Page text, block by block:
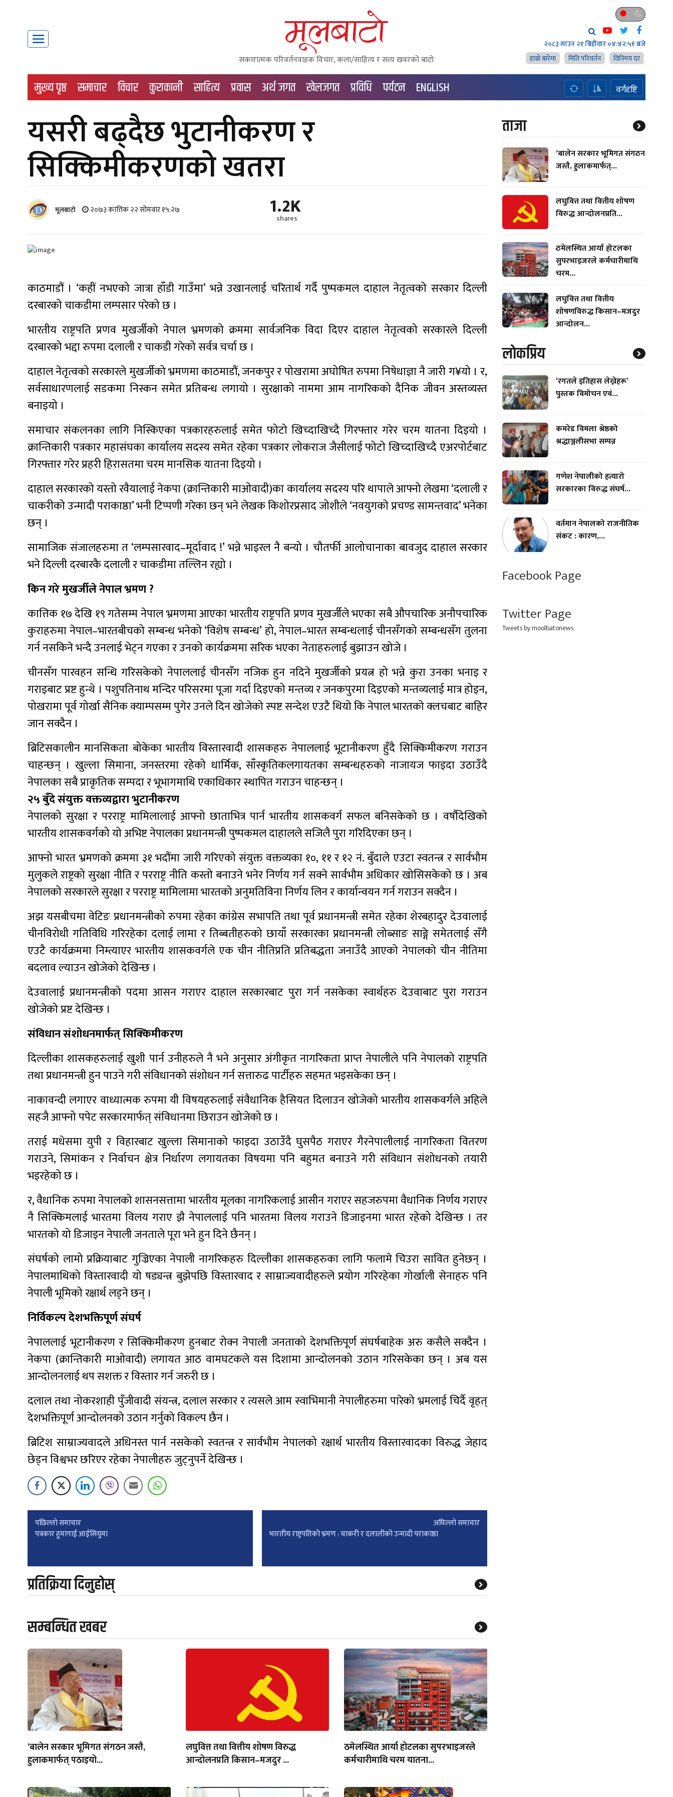
सकारात्मक परिवर्तनवाहक विचार, कला/साहित्य र सत्य खवरको बाटाे
२०८३ साउन २१ बिहीवार०४:४२:५२ बजे
हाम्राे बारेमा
मिति परिवर्तन विनिमय दर
मुख्य पृष्ठ समाचार विचार कुराकानी साहित्य प्रवास अर्थ जगत खेलजगत प्रविधि पर्यटन ENGLISH वर्गदृष्टि
यसरी बढ्दैछ भुटानीकरण र
सिक्किमीकरणको खतरा
मूलबाटाे २०७३ कात्तिक २२ सोमवार १५:२७ 1.2K
shares
काठमाडौं । ‘कहीं नभएको जात्रा हाँडी गाउँमा’ भन्ने उखानलाई चरितार्थ गर्दै पुष्पकमल दाहाल नेतृत्वको सरकार दिल्ली
दरबारको चाकडीमा लम्पसार परेको छ ।
भारतीय राष्ट्रपति प्रणव मुखर्जीको नेपाल भ्रमणको क्रममा सार्वजनिक विदा दिएर दाहाल नेतृत्वको सरकारले दिल्ली
दरबारको भद्दा रुपमा दलाली र चाकडी गरेको सर्वत्र चर्चा छ ।
दाहाल नेतृत्वको सरकारले मुखर्जीको भ्रमणमा काठमाडौं, जनकपुर र पोखरामा अघोषित रुपमा निषेधाज्ञा नै जारी ग¥यो । र,
सर्वसाधारणलाई सडकमा निस्कन समेत प्रतिबन्ध लगायो । सुरक्षाको नाममा आम नागरिकको दैनिक जीवन अस्तव्यस्त
बनाइयो ।
समाचार संकलनका लागि निस्किएका पत्रकारहरुलाई समेत फोटो खिच्दाखिच्दै गिरफ्तार गरेर चरम यातना दिइयो ।
क्रान्तिकारी पत्रकार महासंघका कार्यालय सदस्य समेत रहेका पत्रकार लोकराज जैसीलाई फोटो खिच्दाखिच्दै एअरपोर्टबाट
गिरफ्तार गरेर प्रहरी हिरासतमा चरम मानसिक यातना दिइयो ।
दाहाल सरकारको यस्तो रवैयालाई नेकपा (क्रान्तिकारी माओवादी)का कार्यालय सदस्य परि थापाले आफ्नो लेखमा ‘दलाली र
चाकरीको उन्मादी पराकाष्ठा’ भनी टिप्पणी गरेका छन् भने लेखक किशोरप्रसाद जोशीले ‘नवयुगको प्रचण्ड सामन्तवाद’ भनेका
छन् ।
सामाजिक संजालहरुमा त ‘लम्पसारवाद–मूर्दावाद !’ भन्ने भाइरल नै बन्यो । चौतर्फी आलोचानाका बावजुद दाहाल सरकार
भने दिल्ली दरबारकै दलाली र चाकडीमा तल्लिन रह्यो ।
किन गरे मुखर्जीले नेपाल भ्रमण ?
कात्तिक १७ देखि १९ गतेसम्म नेपाल भ्रमणमा आएका भारतीय राष्ट्रपति प्रणव मुखर्जीले भएका सबै औपचारिक अनौपचारिक
कुराहरुमा नेपाल–भारतबीचको सम्बन्ध भनेको ‘विशेष सम्बन्ध’ हो, नेपाल–भारत सम्बन्धलाई चीनसँगको सम्बन्धसँग तुलना
गर्न नसकिने भन्दै उनलाई भेट्न गएका र उनको कार्यक्रममा सरिक भएका नेताहरुलाई बुझाउन खोजे ।
चीनसँग पारवहन सन्धि गरिसकेको नेपाललाई चीनसँग नजिक हुन नदिने मुखर्जीको प्रयत्न हो भन्ने कुरा उनका भनाइ र
गराइबाट प्रष्ट हुन्थे । पशुपतिनाथ मन्दिर परिसरमा पूजा गर्दा दिइएको मन्तव्य र जनकपुरमा दिइएको मन्तव्यलाई मात्र होइन,
पोखरामा पूर्व गोर्खा सैनिक क्याम्पसम्म पुगेर उनले दिन खोजेको स्पष्ट सन्देश एउटै थियो कि नेपाल भारतको क्लचबाट बाहिर
जान सक्दैन ।
ब्रिटिसकालीन मानसिकता बोकेका भारतीय विस्तारवादी शासकहरु नेपाललाई भूटानीकरण हुँदै सिक्किमीकरण गराउन
चाहन्छन् । खुल्ला सिमाना, जनस्तरमा रहेको धार्मिक, साँस्कृतिकलगायतका सम्बन्धहरुको नाजायज फाइदा उठाउँदै
नेपालका सबै प्राकृतिक सम्पदा र भूभागमाथि एकाधिकार स्थापित गराउन चाहन्छन् ।
२५ बुँदे संयुक्त वक्तव्यद्वारा भुटानीकरण
नेपालको सुरक्षा र परराष्ट्र मामिलालाई आफ्नो छाताभित्र पार्न भारतीय शासकवर्ग सफल बनिसकेको छ । वर्षौदेखिको
भारतीय शासकवर्गको यो अभिष्ट नेपालका प्रधानमन्त्री पुष्पकमल दाहालले सजिलै पुरा गरिदिएका छन् ।
आफ्नो भारत भ्रमणको क्रममा ३१ भदौंमा जारी गरिएको संयुक्त वक्तव्यका १०, ११ र १२ नं. बुँदाले एउटा स्वतन्त्र र सार्वभौम
मुलुकले राष्ट्रको सुरक्षा नीति र परराष्ट्र नीति कस्तो बनाउने भनेर निर्णय गर्न सक्ने सार्वभौम अधिकार खोसिसकेको छ । अब
नेपालको सरकारले सुरक्षा र परराष्ट्र मामिलामा भारतको अनुमतिविना निर्णय लिन र कार्यान्वयन गर्न गराउन सक्दैन ।
अझ यसबीचमा वेटिङ प्रधानमन्त्रीको रुपमा रहेका कांग्रेस सभापति तथा पूर्व प्रधानमन्त्री समेत रहेका शेरबहादुर देउवालाई
चीनविरोधी गतिविधि गरिरहेका दलाई लामा र तिब्बतीहरुको छायाँ सरकारका प्रधानमन्त्री लोब्साङ साङ्गे समेतलाई सँगै
एउटै कार्यक्रममा निम्त्याएर भारतीय शासकवर्गले एक चीन नीतिप्रति प्रतिबद्धता जनाउँदै आएको नेपालको चीन नीतिमा
बदलाव ल्याउन खोजेको देखिन्छ ।
देउवालाई प्रधानमन्त्रीको पदमा आसन गराएर दाहाल सरकारबाट पुरा गर्न नसकेका स्वार्थहरु देउवाबाट पुरा गराउन
खोजेको प्रष्ट देखिन्छ ।
संविधान संशोधनमार्फत् सिक्किमीकरण
दिल्लीका शासकहरुलाई खुशी पार्न उनीहरुले नै भने अनुसार अंगीकृत नागरिकता प्राप्त नेपालीले पनि नेपालको राष्ट्रपति
तथा प्रधानमन्त्री हुन पाउने गरी संविधानको संशोधन गर्न सत्तारुढ पार्टीहरु सहमत भइसकेका छन् ।
नाकावन्दी लगाएर वाध्यात्मक रुपमा यी विषयहरुलाई संवैधानिक हैसियत दिलाउन खोजेको भारतीय शासकवर्गले अहिले
सहजै आफ्नो पपेट सरकारमार्फत् संविधानमा छिराउन खोजेको छ ।
तराई मधेसमा युपी र विहारबाट खुल्ला सिमानाको फाइदा उठाउँदै घुसपैठ गराएर गैरनेपालीलाई नागरिकता वितरण
गराउने, सिमांकन र निर्वाचन क्षेत्र निर्धारण लगायतका विषयमा पनि बहुमत बनाउने गरी संविधान संशोधनको तयारी
भइरहेको छ ।
र, वैधानिक रुपमा नेपालको शासनसत्तामा भारतीय मूलका नागरिकलाई आसीन गराएर सहजरुपमा वैधानिक निर्णय गराएर
नै सिक्किमलाई भारतमा विलय गराए झै नेपाललाई पनि भारतमा विलय गराउने डिजाइनमा भारत रहेको देखिन्छ । तर
भारतको यो डिजाइन नेपाली जनताले पूरा भने हुन दिने छैनन् ।
संघर्षको लामो प्रक्रियाबाट गुज्रिएका नेपाली नागरिकहरु दिल्लीका शासकहरुका लागि फलामे चिउरा सावित हुनेछन् ।
नेपालमाथिको विस्तारवादी यो षड्यन्त्र बुझेपछि विस्तारवाद र साम्राज्यवादीहरुले प्रयोग गरिरहेका गोर्खाली सेनाहरु पनि
नेपाली भूमिको रक्षार्थ लड्ने छन् ।
निर्विकल्प देशभक्तिपूर्ण संघर्ष
नेपाललाई भूटानीकरण र सिक्किमीकरण हुनबाट रोक्न नेपाली जनताको देशभक्तिपूर्ण संघर्षबाहेक अरु कसैले सक्दैन ।
नेकपा (क्रान्तिकारी माओवादी) लगायत आठ वामघटकले यस दिशामा आन्दोलनको उठान गरिसकेका छन् । अब यस
आन्दोलनलाई थप सशक्त र विस्तार गर्न जरुरी छ ।
दलाल तथा नोकरशाही पुँजीवादी संयन्त्र, दलाल सरकार र त्यसले आम स्वाभिमानी नेपालीहरुमा पारेको भ्रमलाई चिर्दै वृहत्
देशभक्तिपूर्ण आन्दोलनको उठान गर्नुको विकल्प छैन ।
ब्रिटिश साम्राज्यवादले अधिनस्त पार्न नसकेको स्वतन्त्र र सार्वभौम नेपालको रक्षार्थ भारतीय विस्तारवादका विरुद्ध जेहाद
छेड्न विश्वभर छरिएर रहेका नेपालीहरु जुट्नुपर्ने देखिन्छ ।
Post
पछिल्लाे समाचार
पत्रकार हुमागाई आईसियुमा
अघिल्लाे समाचार
भारतीय राष्ट्रपतिको भ्रमण : चाकरी र दलालीको उन्मादी पराकाष्ठा
प्रतिक्रिया दिनुहोस्
सम्बन्धित खबर
‘बालेन सरकार भूमिगत संगठन जस्तै,
हुलाकमार्फत् पठाइयो...
लघुवित्त तथा वित्तीय शोषण विरुद्ध
आन्दोलनप्रति किसान–मजदुर ...
ठमेलस्थित आर्या होटलका सुपरभाइजरले
कर्मचारीमाथि चरम यातना...
ताजा
‘बालेन सरकार भूमिगत संगठन
जस्तै, हुलाकमार्फत्...
लघुवित्त तथा वित्तीय शोषण
विरुद्ध आन्दोलनप्रति...
ठमेलस्थित आर्या होटलका
सुपरभाइजरले कर्मचारीमाथि
चरम...
लघुवित्त तथा वित्तीय
शोषणविरुद्ध किसान–मजदुर
आन्दोलन...
लाेकप्रिय
‘रगतले इतिहास लेख्नेहरू’
पुस्तक विमोचन एवं...
कमरेड विमला श्रेष्ठको
श्रद्धाञ्जलीसभा सम्पन्न
गणेश नेपालीको हत्यारो
सरकारका विरुद्ध संघर्ष...
वर्तमान नेपालको राजनीतिक
संकट : कारण,...
Facebook Page
Twitter Page
Tweets by moolbatonews